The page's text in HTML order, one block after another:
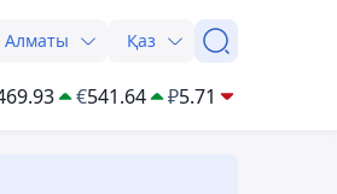
Алматы Қаз
€541.64 ₽5.71